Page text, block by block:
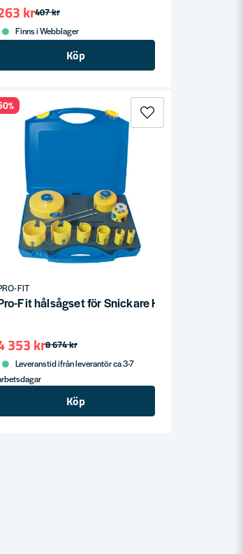
407 kr
kr
Finns i Webblager
Köp
HM-hålsågar 32–330 mm
FIT
Fit hålsågset för Snickare HM 19-111mm
8 674 kr
353 kr
Leveranstid ifrån leverantör ca 3-7
Köp